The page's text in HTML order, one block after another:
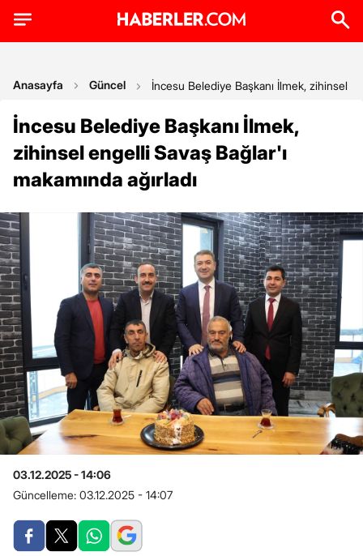
Anasayfa Güncel İncesu Belediye Başkanı İlmek, zihinsel
İncesu Belediye Başkanı İlmek,
zihinsel engelli Savaş Bağlar'ı
makamında ağırladı
03.12.2025 - 14:06
Güncelleme: 03.12.2025 - 14:07